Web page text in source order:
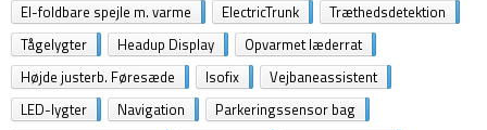
El-foldbare spejle m. varme
ElectricTrunk
Træthedsdetektion
Tågelygter
Headup Display
Opvarmet læderrat
Højde justerb. Føresæde
Isofix
Vejbaneassistent
LED-lygter
Navigation
Parkeringssensor bag